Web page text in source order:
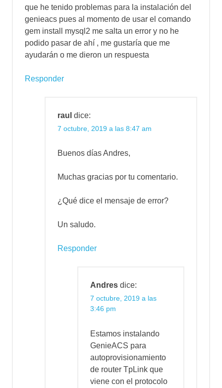
que he tenido problemas para la instalación del
genieacs pues al momento de usar el comando
gem install mysql2 me salta un error y no he
podido pasar de ahí , me gustaría que me
ayudarán o me dieron un respuesta
Responder
raul dice:
7 octubre, 2019 a las 8:47 am
Buenos días Andres,
Muchas gracias por tu comentario.
¿Qué dice el mensaje de error?
Un saludo.
Responder
Andres dice:
7 octubre, 2019 a las
3:46 pm
Estamos instalando
GenieACS para
autoprovisionamiento
de router TpLink que
viene con el protocolo